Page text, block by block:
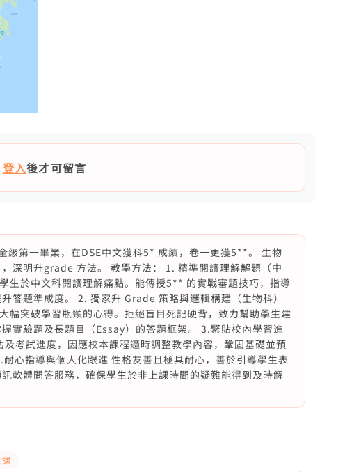
登入後才可留言
級第一畢業，在DSE中文獲科5* 成績，卷一更獲5**。 生物
深明升grade 方法。 教學方法： 1. 精準閱讀理解解題（中
生於中文科閱讀理解痛點。能傳授5** 的實戰審題技巧，指導
答題準成度。 2. 獨家升 Grade 策略與邏輯構建（生物科）
幅突破學習瓶頸的心得。拒絕盲目死記硬背，致力幫助學生建
實驗題及長題目（Essay）的答題框架。 3.緊貼校內學習進
考試進度，因應校本課程適時調整教學內容，鞏固基礎並預
心指導與個人化跟進 性格友善且極具耐心，善於引導學生表
軟體問答服務，確保學生於非上課時間的疑難能得到及時解